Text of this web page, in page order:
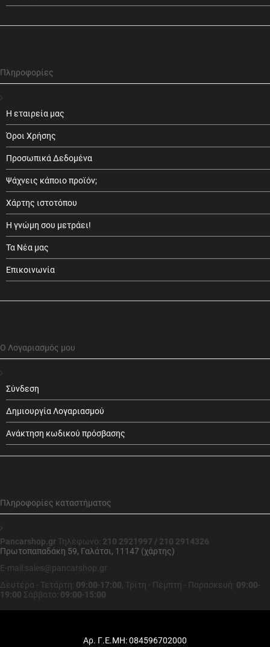
Πληροφορίες
Η εταιρεία μας
Όροι Χρήσης
Προσωπικά Δεδομένα
Ψάχνεις κάποιο προϊόν;
Χάρτης ιστοτόπου
Η γνώμη σου μετράει!
Τα Νέα μας
Επικοινωνία
Ο Λογαριασμός μου
Σύνδεση
Δημιουργία Λογαριασμού
Ανάκτηση κωδικού πρόσβασης
Πληροφορίες καταστήματος
Pancarshop.gr Τηλέφωνο: 210 2921997 / 210 2914326
Πρωτοπαπαδάκη 59, Γαλάτσι, 11147 (χάρτης)
E-mail:sales@pancarshop.gr
Δευτέρα - Τετάρτη: 09:00-17:00, Τρίτη - Πέμπτη - Παρασκευή: 09:00-
19:00 Σάββατο: 09:00-15:00
Αρ. Γ.Ε.ΜΗ: 084596702000